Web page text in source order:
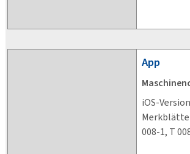
App
iOS-
008-1, T